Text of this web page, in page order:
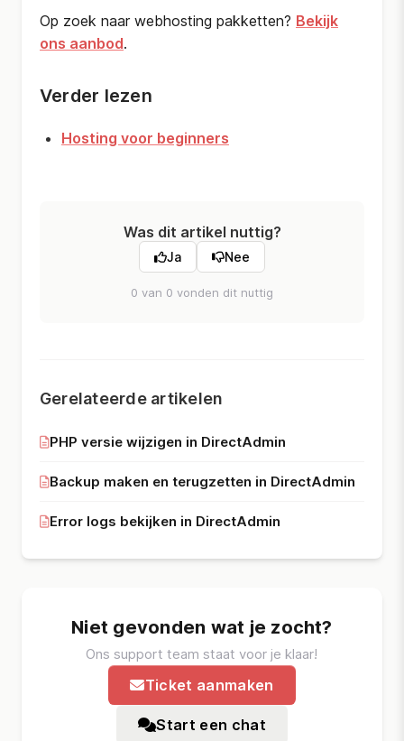
Op zoek naar webhosting pakketten? Bekijk
ons aanbod.
Verder lezen
Hosting voor beginners
Was dit artikel nuttig?
Ja Nee
0 van 0 vonden dit nuttig
Gerelateerde artikelen
PHP versie wijzigen in DirectAdmin
Backup maken en terugzetten in DirectAdmin
Error logs bekijken in DirectAdmin
Niet gevonden wat je zocht?
Ons support team staat voor je klaar!
Ticket aanmaken
Start een chat